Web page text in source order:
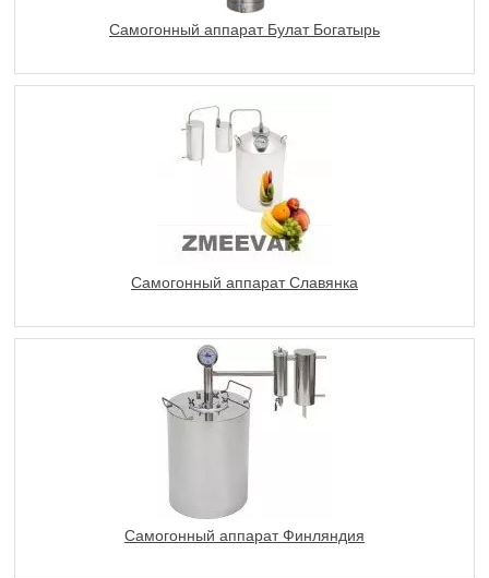
Самогонный аппарат Булат Богатырь
Самогонный аппарат Славянка
Самогонный аппарат Финляндия